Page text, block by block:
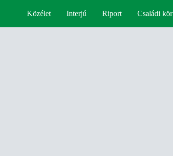
Közélet Interjú Riport Családi kör